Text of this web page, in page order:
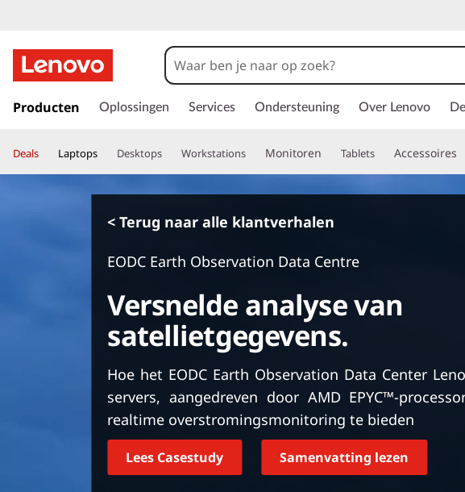
a
a
r
Producten Oplossingen Services Ondersteuning Over Lenovo
Deals Laptops Desktops Workstations Monitoren Tablets Accessoires
< Terug naar alle klantverhalen
EODC Earth Observation Data Centre
Versnelde analyse van
satellietgegevens.
Hoe het EODC Earth Observation Data Center
servers, aangedreven door AMD EPYC™-
realtime overstromingsmonitoring te bieden
Lees Casestudy Samenvatting lezen